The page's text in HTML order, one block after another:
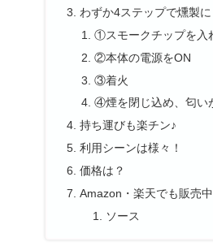
わずか4ステップで燻製に
①スモークチップを入
②本体の電源をON
③着火
④煙を閉じ込め、匂い
持ち運びも楽チン♪
利用シーンは様々！
価格は？
Amazon・楽天でも販売中
ソース